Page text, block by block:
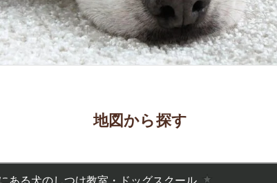
地図から探す